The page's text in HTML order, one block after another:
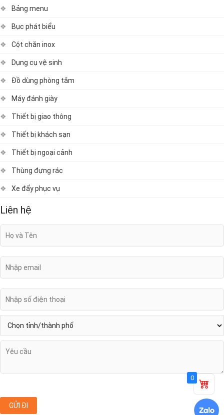
Bảng menu
Bục phát biểu
Cột chắn inox
Dụng cụ vệ sinh
Đồ dùng phòng tắm
Máy đánh giày
Thiết bị giao thông
Thiết bị khách sạn
Thiết bị ngoại cảnh
Thùng đựng rác
Xe đẩy phục vụ
Liên hệ
0